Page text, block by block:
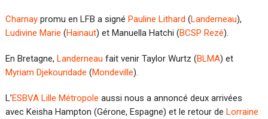
Charnaypromu en LFB a signé Pauline Lithard (Landerneau),
Ludivine Marie (Hainaut) et Manuella Hatchi (BCSP Rezé).
En Bretagne, Landerneau fait venir Taylor Wurtz (BLMA) et
Myriam Djekoundade (Mondeville).
L’ESBVA Lille Métropole aussi nous a annoncé deux arrivées
avec Keisha Hampton (Gérone, Espagne) et le retour de Lorraine